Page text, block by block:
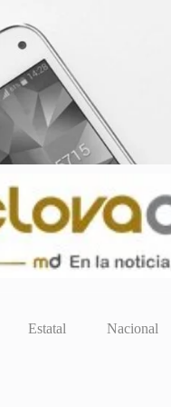
Estatal Nacional